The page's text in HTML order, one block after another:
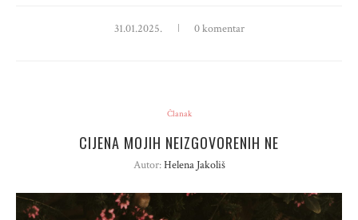
31.01.2025. 0 komentar
Članak
CIJENA MOJIH NEIZGOVORENIH NE
Autor:Helena Jakoliš